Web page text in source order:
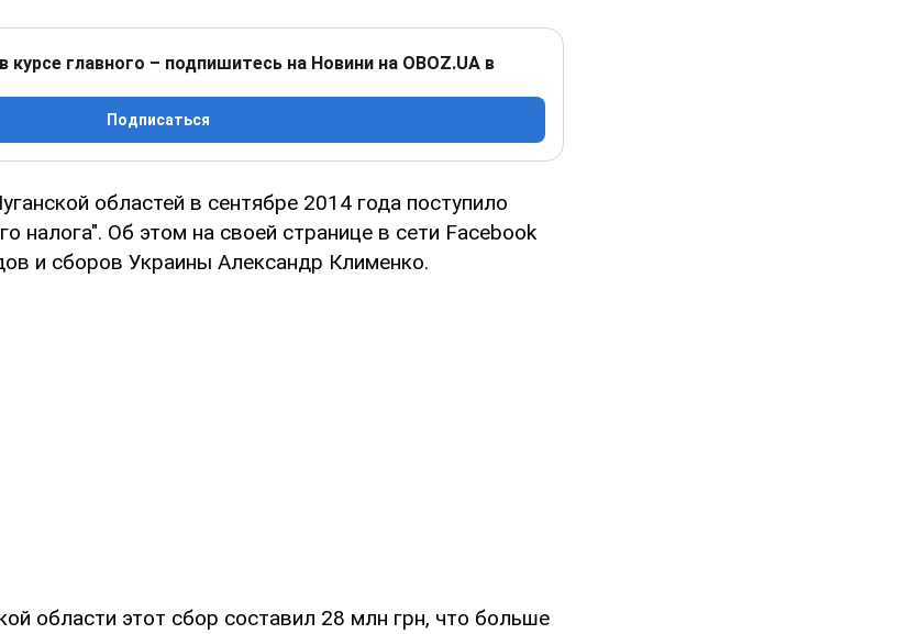
курсе главного – подпишитесь на Новини на OBOZ.UA в
Подписаться
областей в сентябре 2014 года поступило
налога". Об этом на своей странице в сети Facebook
и сборов Украины Александр Клименко.
области этот сбор составил 28 млн грн, что больше